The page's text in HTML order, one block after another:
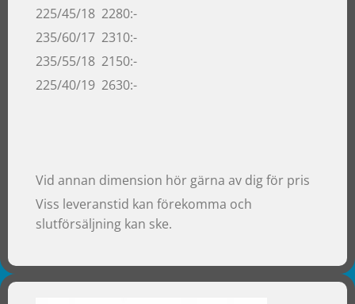
225/45/18 2280:-
235/60/17 2310:-
235/55/18 2150:-
225/40/19 2630:-
Vid annan dimension hör gärna av dig för pris
Viss leveranstid kan förekomma och
slutförsäljning kan ske.